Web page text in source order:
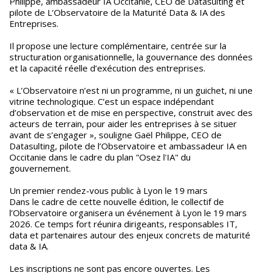
pilote de L’Observatoire de la Maturité Data & IA des
Entreprises.
Il propose une lecture complémentaire, centrée sur la
structuration organisationnelle, la gouvernance des données
et la capacité réelle d’exécution des entreprises.
« L’Observatoire n’est ni un programme, ni un guichet, ni une
vitrine technologique. C’est un espace indépendant
d’observation et de mise en perspective, construit avec des
acteurs de terrain, pour aider les entreprises à se situer
avant de s’engager », souligne Gaël Philippe, CEO de
Datasulting, pilote de l’Observatoire et ambassadeur IA en
Occitanie dans le cadre du plan "Osez l'IA" du
gouvernement.
Un premier rendez-vous public à Lyon le 19 mars
Dans le cadre de cette nouvelle édition, le collectif de
l’Observatoire organisera un événement à Lyon le 19 mars
2026. Ce temps fort réunira dirigeants, responsables IT,
data et partenaires autour des enjeux concrets de maturité
data & IA.
Les inscriptions ne sont pas encore ouvertes. Les